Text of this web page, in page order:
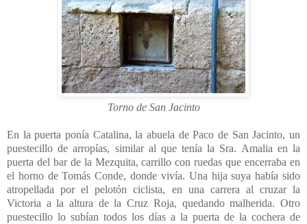
Torno de San Jacinto
En la puerta ponía Catalina, la abuela de Paco de San Jacinto, un
puestecillo de arropías, similar al que tenía la Sra. Amalia en la
puerta del bar de la Mezquita, carrillo con ruedas que encerraba en
el horno de Tomás Conde, donde vivía. Una hija suya había sido
atropellada por el pelotón ciclista, en una carrera al cruzar la
Victoria a la altura de la Cruz Roja, quedando malherida. Otro
puestecillo lo subían todos los días a la puerta de la cochera de